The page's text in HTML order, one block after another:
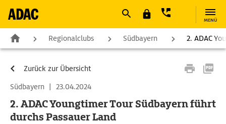
MENÜ
Regionalclubs Südbayern 2. ADAC
Zurück zur Übersicht
Südbayern | 23.04.2024
2. ADAC Youngtimer Tour Südbayern führt
durchs Passauer Land